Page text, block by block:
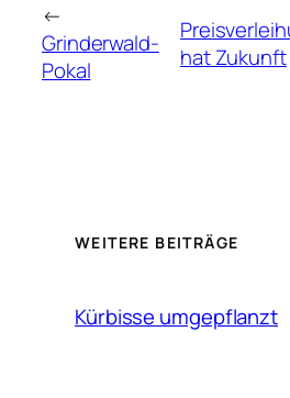
←
Grinderwald-
Pokal
hat Zukunft
WEITERE BEITRÄGE
Kürbisse umgepflanzt